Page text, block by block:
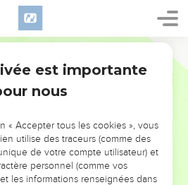
L’ÉVÉNEMENT
L’ANNÉE !
POUVAIENT VOUS ÉVITER LES
VOTRES ?
est importante
nous
« Accepter tous les cookies », vous
utilise des traceurs (comme des
de votre compte utilisateur) et
personnel (comme vos
les informations renseignées dans